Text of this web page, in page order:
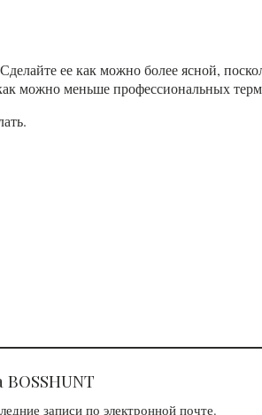
ее как можно более ясной,
можно меньше профессиональных
записи по электронной почте.